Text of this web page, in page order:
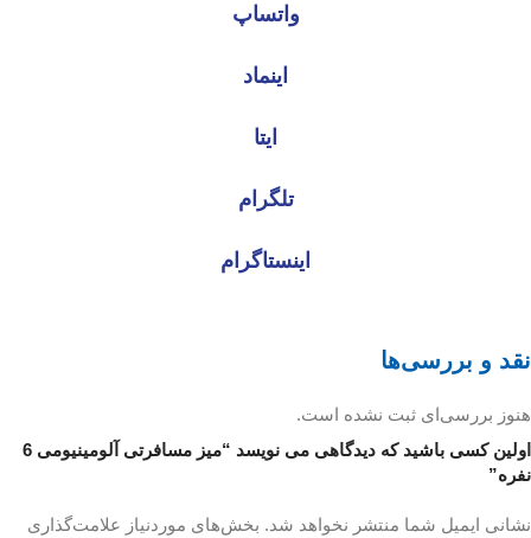
واتساپ
اینماد
ایتا
تلگرام
اینستاگرام
نقد و بررسی‌ها
هنوز بررسی‌ای ثبت نشده است.
اولین کسی باشید که دیدگاهی می نویسد “میز مسافرتی آلومینیومی 6
نفره”
نشانی ایمیل شما منتشر نخواهد شد. بخش‌های موردنیاز علامت‌گذاری